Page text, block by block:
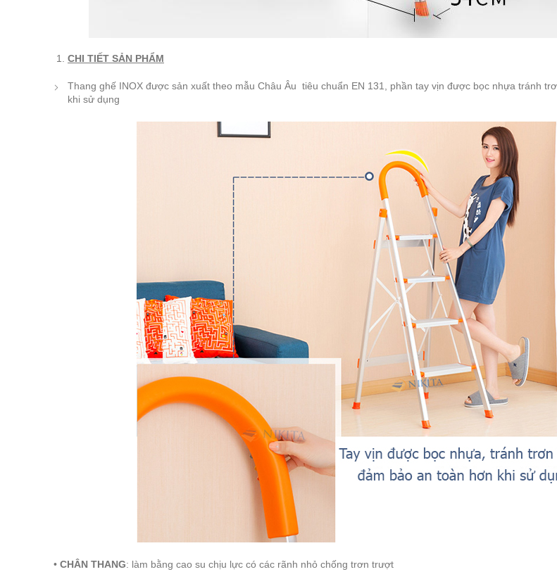
CHI TIẾT SẢN PHẨM
Thang ghế INOX được sản xuất theo mẫu Châu Âu tiêu chuẩn EN 131, phần tay vịn được bọc nhựa tránh
khi sử dụng
• CHÂN THANG: làm bằng cao su chịu lực có các rãnh nhỏ chống trơn trượt